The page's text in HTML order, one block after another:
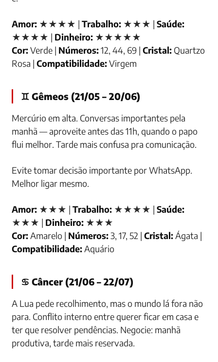
Amor: ★★★★ | Trabalho: ★★★ | Saúde:
★★★★ | Dinheiro: ★★★★★
Cor:Verde | Números:12, 44, 69 | Cristal: Quartzo
Rosa | Compatibilidade:Virgem
♊ Gêmeos (21/05 – 20/06)
Mercúrio em alta. Conversas importantes pela
manhã — aproveite antes das 11h, quando o papo
flui melhor. Tarde mais confusa pra comunicação.
Evite tomar decisão importante por WhatsApp.
Melhor ligar mesmo.
Amor: ★★★ | Trabalho: ★★★★ | Saúde:
★★★ | Dinheiro: ★★★
Cor:Amarelo | Números:3, 17, 52 | Cristal:Ágata |
Compatibilidade:Aquário
♋ Câncer (21/06 – 22/07)
A Lua pede recolhimento, mas o mundo lá fora não
para. Conflito interno entre querer ficar em casa e
ter que resolver pendências. Negocie: manhã
produtiva, tarde mais reservada.